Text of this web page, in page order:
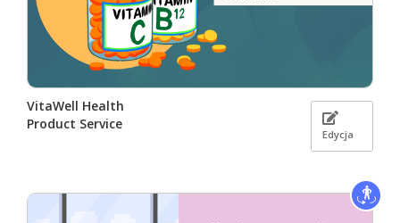
VitaWell Health
Product Service
Edycja